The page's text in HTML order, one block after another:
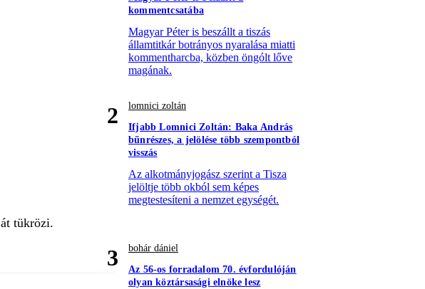
tükrözi.
kommentcsatába
Magyar Péter is beszállt a tiszás
államtitkár botrányos nyaralása miatti
kommentharcba, közben öngólt lőve
magának.
2
lomnici zoltán
Ifjabb Lomnici Zoltán: Baka András
bűnrészes, a jelölése több szempontból
visszás
Az alkotmányjogász szerint a Tisza
jelöltje több okból sem képes
megtestesíteni a nemzet egységét.
3
bohár dániel
Az 56-os forradalom 70. évfordulóján
olyan köztársasági elnöke lesz